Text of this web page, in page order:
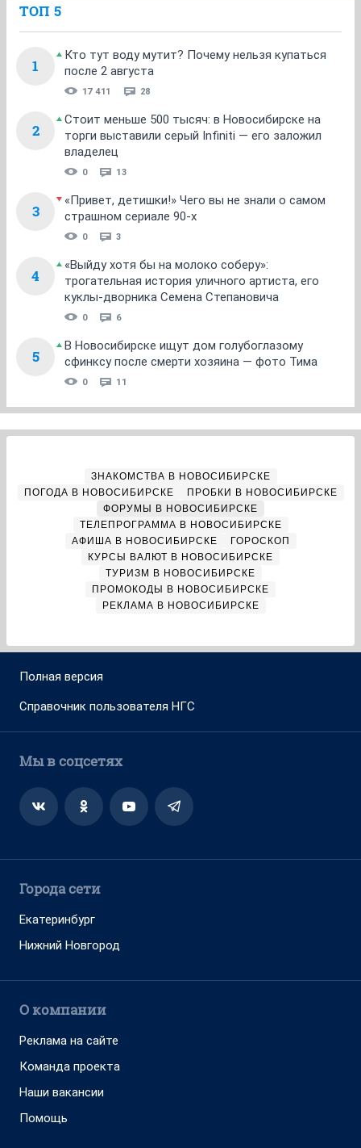
ТОП 5
1
Кто тут воду мутит? Почему нельзя купаться
после 2 августа
17 411 28
2
Стоит меньше 500 тысяч: в Новосибирске на
торги выставили серый Infiniti — его заложил
владелец
0 13
3
«Привет, детишки!» Чего вы не знали о самом
страшном сериале 90-х
0 3
4
«Выйду хотя бы на молоко соберу»:
трогательная история уличного артиста, его
куклы-дворника Семена Степановича
0 6
5
В Новосибирске ищут дом голубоглазому
сфинксу после смерти хозяина — фото Тима
0 11
ЗНАКОМСТВА В НОВОСИБИРСКЕ
ПОГОДА В НОВОСИБИРСКЕ
ПРОБКИ В НОВОСИБИРСКЕ
ФОРУМЫ В НОВОСИБИРСКЕ
ТЕЛЕПРОГРАММА В НОВОСИБИРСКЕ
АФИША В НОВОСИБИРСКЕ
ГОРОСКОП
КУРСЫ ВАЛЮТ В НОВОСИБИРСКЕ
ТУРИЗМ В НОВОСИБИРСКЕ
ПРОМОКОДЫ В НОВОСИБИРСКЕ
РЕКЛАМА В НОВОСИБИРСКЕ
Полная версия
Справочник пользователя НГС
Мы в соцсетях
Города сети
Екатеринбург
Нижний Новгород
О компании
Реклама на сайте
Команда проекта
Наши вакансии
Помощь